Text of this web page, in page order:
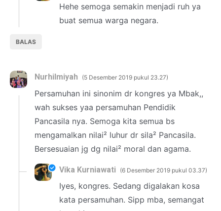
BALAS
Hehe semoga semakin menjadi ruh ya
buat semua warga negara.
Nurhilmiyah 5 Desember 2019 pukul 23.27
Persamuhan ini sinonim dr kongres ya Mbak,,
wah sukses yaa persamuhan Pendidik
Pancasila nya. Semoga kita semua bs
mengamalkan nilai² luhur dr sila² Pancasila.
Bersesuaian jg dg nilai² moral dan agama.
Vika Kurniawati 6 Desember 2019 pukul 03.37
Iyes, kongres. Sedang digalakan kosa
kata persamuhan. Sipp mba, semangat